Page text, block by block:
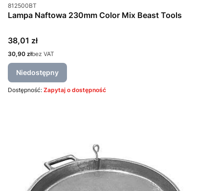
Kod produktu
812500BT
Lampa Naftowa 230mm Color Mix Beast Tools
Cena
38,01 zł
Cena
30,90 złbez VAT
Niedostępny
Dostępność: Zapytaj o dostępność